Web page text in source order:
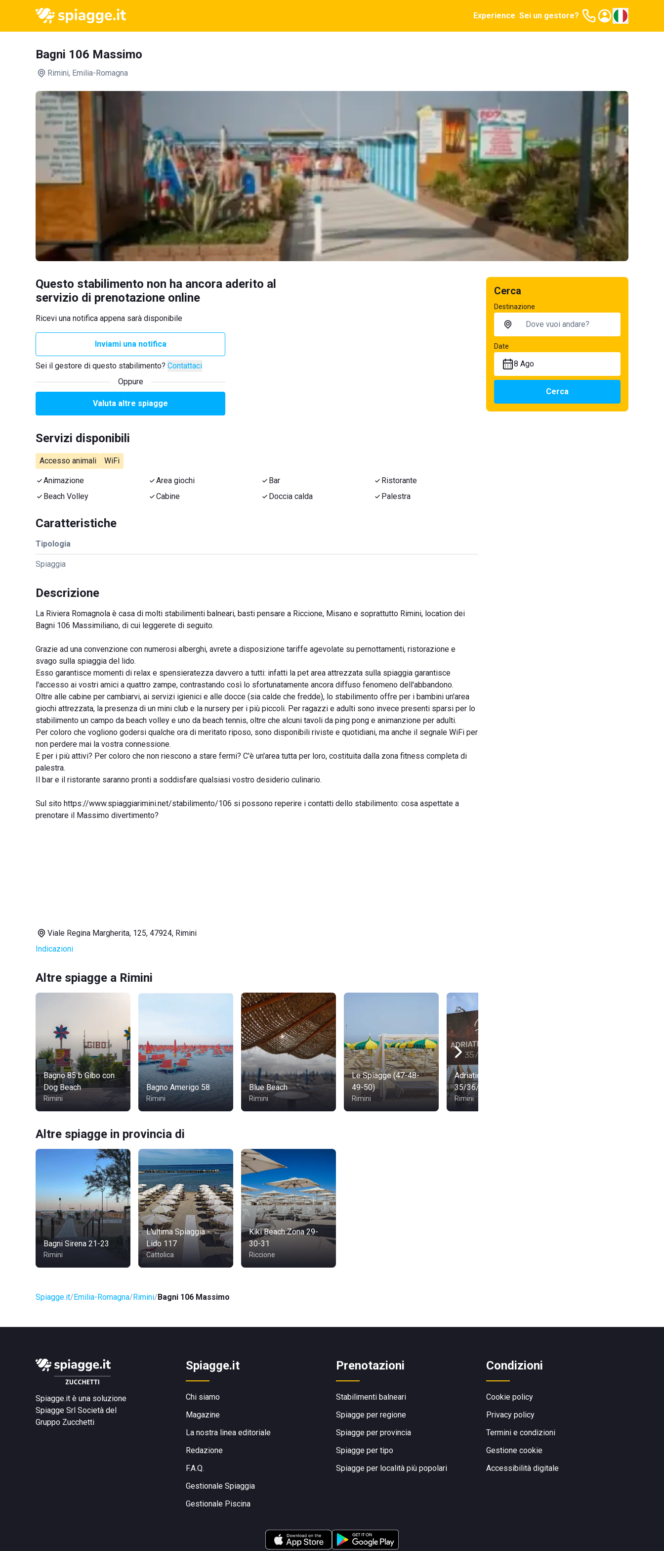
Experience Sei un gestore?
Bagni 106 Massimo
Rimini, Emilia-Romagna
Questo stabilimento non ha ancora aderito al
servizio di prenotazione online
Ricevi una notifica appena sarà disponibile
Inviami una notifica
Sei il gestore di questo stabilimento? Contattaci
Oppure
Valuta altre spiagge
Servizi disponibili
Accesso animali WiFi
Animazione Area giochi Bar
Ristorante
Beach Volley
Cabine Doccia calda Palestra
Caratteristiche
Tipologia
Spiaggia
Descrizione
La Riviera Romagnola è casa di molti stabilimenti balneari, basti pensare a Riccione, Misano e soprattutto Rimini, location dei
Bagni 106 Massimiliano, di cui leggerete di seguito.
Grazie ad una convenzione con numerosi alberghi, avrete a disposizione tariffe agevolate su pernottamenti, ristorazione e
svago sulla spiaggia del lido.
Esso garantisce momenti di relax e spensieratezza davvero a tutti: infatti la pet area attrezzata sulla spiaggia garantisce
l'accesso ai vostri amici a quattro zampe, contrastando così lo sfortunatamente ancora diffuso fenomeno dell'abbandono.
Oltre alle cabine per cambiarvi, ai servizi igienici e alle docce (sia calde che fredde), lo stabilimento offre per i bambini un'area
giochi attrezzata, la presenza di un mini club e la nursery per i più piccoli. Per ragazzi e adulti sono invece presenti sparsi per lo
stabilimento un campo da beach volley e uno da beach tennis, oltre che alcuni tavoli da ping pong e animanzione per adulti.
Per coloro che vogliono godersi qualche ora di meritato riposo, sono disponibili riviste e quotidiani, ma anche il segnale WiFi per
non perdere mai la vostra connessione.
E per i più attivi? Per coloro che non riescono a stare fermi? C'è un'area tutta per loro, costituita dalla zona fitness completa di
palestra.
Il bar e il ristorante saranno pronti a soddisfare qualsiasi vostro desiderio culinario.
Sul sito https://www.spiaggiarimini.net/stabilimento/106 si possono reperire i contatti dello stabilimento: cosa aspettate a
prenotare il Massimo divertimento?
Viale Regina Margherita, 125, 47924, Rimini
Indicazioni
Altre spiagge a Rimini
Bagno 85 b Gibo con
Dog Beach
Rimini
Bagno Amerigo 58
Rimini
Blue Beach
Rimini
Le Spiagge (47-48-
49-50)
Rimini
Adriatic Village
35/36/37
Rimini
Altre spiagge in provincia di
Bagni Sirena 21-23
Rimini
L'ultima Spiaggia -
Lido 117
Cattolica
Kiki Beach Zona 29-
30-31
Riccione
Spiagge.it Emilia-Romagna Rimini Bagni 106 Massimo
Cerca
Destinazione
Date
8 Ago
Cerca
Spiagge.it è una soluzione
Spiagge Srl Società del
Gruppo Zucchetti
Spiagge.it
Chi siamo
Magazine
La nostra linea editoriale
Redazione
F.A.Q.
Gestionale Spiaggia
Gestionale Piscina
Prenotazioni
Stabilimenti balneari
Spiagge per regione
Spiagge per provincia
Spiagge per tipo
Spiagge per località più popolari
Condizioni
Cookie policy
Privacy policy
Termini e condizioni
Gestione cookie
Accessibilità digitale